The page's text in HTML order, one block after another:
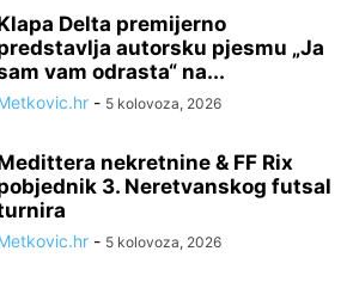
Delta premijerno
autorsku pjesmu „Ja
vam odrasta“ na...
- 5 kolovoza, 2026
nekretnine & FF Rix
3. Neretvanskog futsal
- 5 kolovoza, 2026